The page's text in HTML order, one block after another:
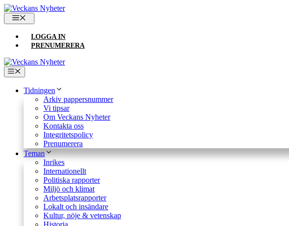
Hoppa
till
innehåll
LOGGA IN
PRENUMERERA
Meny
Tidningen
Arkiv pappersnummer
Vi tipsar
Om Veckans Nyheter
Kontakta oss
Integritetspolicy
Prenumerera
Teman
Inrikes
Internationellt
Politiska rapporter
Miljö och klimat
Arbetsplatsrapporter
Lokalt och insändare
Kultur, nöje & vetenskap